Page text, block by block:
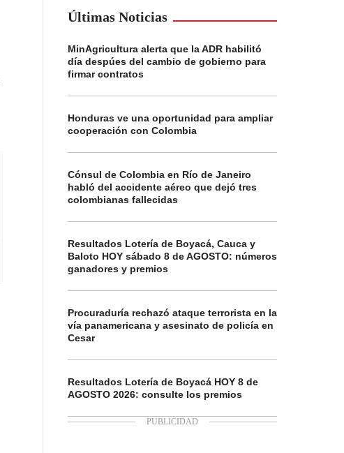
Últimas Noticias
MinAgricultura alerta que la ADR habilitó
día despúes del cambio de gobierno para
firmar contratos
Honduras ve una oportunidad para ampliar
cooperación con Colombia
Cónsul de Colombia en Río de Janeiro
habló del accidente aéreo que dejó tres
colombianas fallecidas
Resultados Lotería de Boyacá, Cauca y
Baloto HOY sábado 8 de AGOSTO: números
ganadores y premios
Procuraduría rechazó ataque terrorista en la
vía panamericana y asesinato de policía en
Cesar
Resultados Lotería de Boyacá HOY 8 de
AGOSTO 2026: consulte los premios